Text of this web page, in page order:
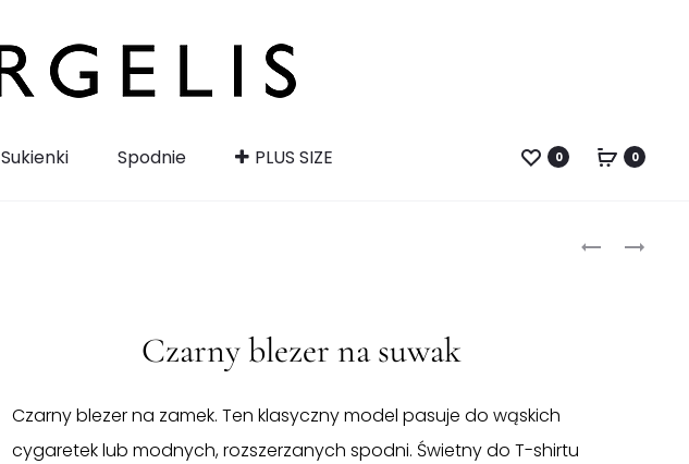
Sukienki Spodnie PLUS SIZE 0 0
Czarny blezer na suwak
Czarny blezer na zamek. Ten klasyczny model pasuje do wąskich
cygaretek lub modnych, rozszerzanych spodni. Świetny do T-shirtu